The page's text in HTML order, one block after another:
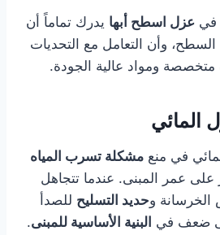
في عزل اسطح أبها يدرك تماماً أن
السطح، وأن التعامل مع التحديات
متخصصة ومواد عالية الجودة.
المائي
في منع مشكلة تسرب المياه
على عمر المبنى. عندما تتجاهل
الخرسانة وحديد التسليح للصدأ
ضعف في البنية الأساسية للمبنى.